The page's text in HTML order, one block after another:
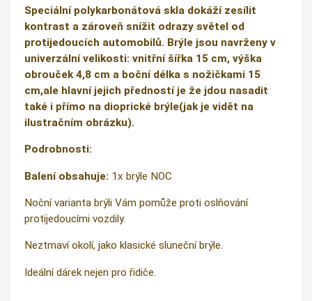
Speciální polykarbonátová skla dokáží zesílit
kontrast a zároveň snížit odrazy světel od
protijedoucích automobilů. Brýle jsou navrženy v
univerzální velikosti: vnitřní šířka 15 cm, výška
obrouček 4,8 cm a boční délka s nožičkami 15
cm,ale hlavní jejich předností je že jdou nasadit
také i přímo na dioprické brýle(jak je vidět na
ilustračním obrázku).
Podrobnosti:
Balení obsahuje: 1x brýle NOC
Noční varianta brýli Vám pomůže proti oslňování
protijedoucími vozdily.
Neztmaví okolí, jako klasické sluneční brýle.
Ideální dárek nejen pro řidiče.